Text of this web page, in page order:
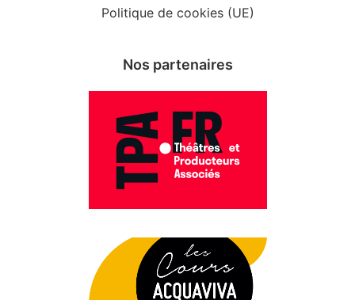
Politique de cookies (UE)
Nos partenaires